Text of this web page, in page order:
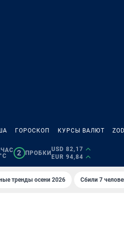
ГОРОСКОП КУРСЫ ВАЛЮТ
2 ПРОБКИ
USD 82,17
EUR 94,84
тренды осени 2026 Сбили 7